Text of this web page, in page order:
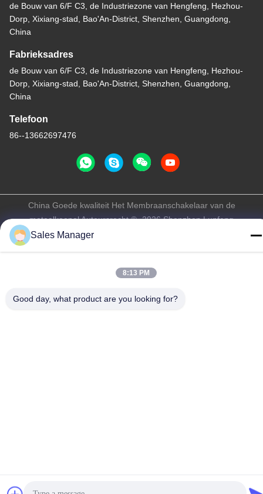
de Bouw van 6/F C3, de Industriezone van Hengfeng, Hezhou-
Dorp, Xixiang-stad, Bao'An-District, Shenzhen, Guangdong,
China
Fabrieksadres
de Bouw van 6/F C3, de Industriezone van Hengfeng, Hezhou-
Dorp, Xixiang-stad, Bao'An-District, Shenzhen, Guangdong,
China
Telefoon
86--13662697476
China Goede kwaliteit Het Membraanschakelaar van de
metaalkoepel Auteursrecht © -2026 Shenzhen Lunfeng
Technology Co., Ltd Alle rechten voorbehouden.
Sales Manager
8:13 PM
Good day, what product are you looking for?